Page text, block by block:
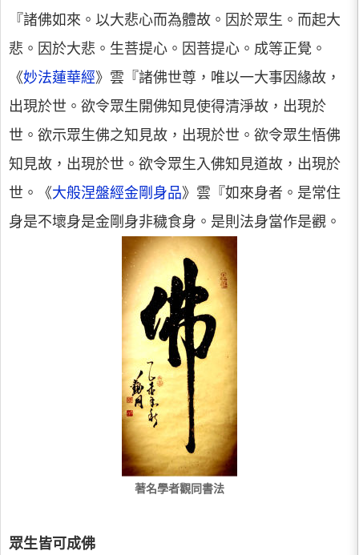
『諸佛如來。以大悲心而為體故。因於眾生。而起大
悲。因於大悲。生菩提心。因菩提心。成等正覺。
《妙法蓮華經》雲『諸佛世尊，唯以一大事因緣故，
出現於世。欲令眾生開佛知見使得清淨故，出現於
世。欲示眾生佛之知見故，出現於世。欲令眾生悟佛
知見故，出現於世。欲令眾生入佛知見道故，出現於
世。《大般涅盤經金剛身品》雲『如來身者。是常住
身是不壞身是金剛身非穢食身。是則法身當作是觀。
著名學者觀同書法
眾生皆可成佛